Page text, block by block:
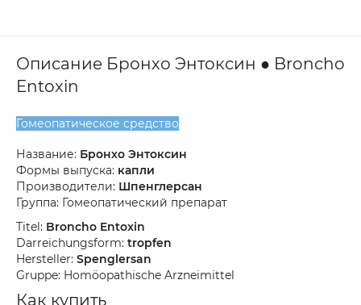
Описание Бронхо Энтоксин ● Broncho
Entoxin
Гомеопатическое средство
Название: Бронхо Энтоксин
Формы выпуска: капли
Производители: Шпенглерсан
Группа: Гомеопатический препарат
Titel: Broncho Entoxin
Darreichungsform: tropfen
Hersteller: Spenglersan
Gruppe: Homöopathische Arzneimittel
Как купить